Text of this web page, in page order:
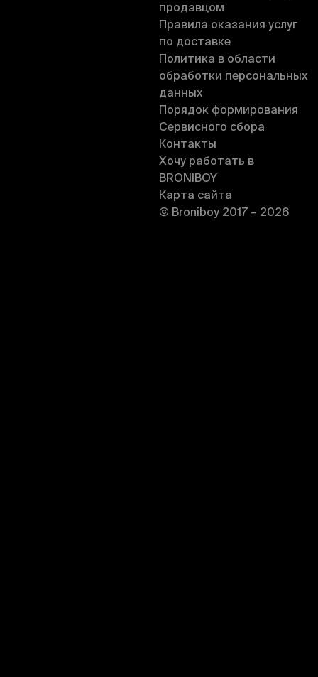
продавцом
Правила оказания услуг
по доставке
Политика в области
обработки персональных
данных
Порядок формирования
Сервисного сбора
Контакты
Хочу работать в
BRONIBOY
Карта сайта
© Broniboy 2017 – 2026